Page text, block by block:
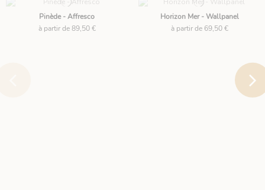
Pinède - Affresco
à partir de 89,50 €
Horizon Mer - Wallpanel
à partir de 69,50 €